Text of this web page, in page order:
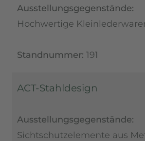
Ausstellungsgegenstände:
Hochwertige
Standnummer: 191
ACT-Stahldesign
Ausstellungsgegenstände:
Sichtschutzelemente aus